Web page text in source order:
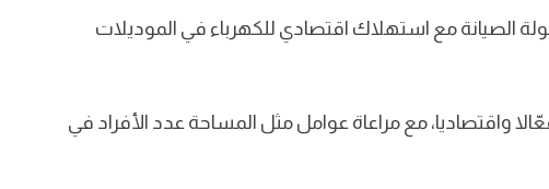
الصيانة مع استهلاك اقتصادي للكهرباء في الموديلات
واقتصاديا، مع مراعاة عوامل مثل المساحة عدد الأفراد في